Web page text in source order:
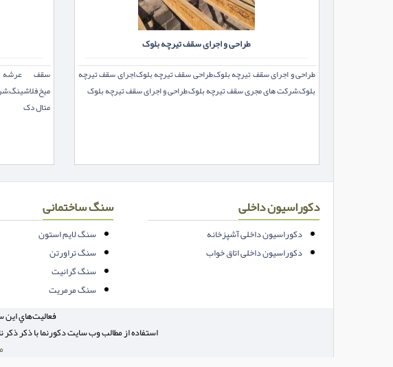
طراحی و اجرای سقف تیرچه بلوک
طراحی و اجرای سقف تیرچه بلوک,طراحی سقف تیرچه بلوک,اجرای سقف تیرچه
بلوک,شرکت های مجری سقف تیرچه بلوک,طراحی و اجرای سقف تیرچه بلوک
سقف عرشه
متال دک
دکوراسیون داخلی
دکوراسیون داخلی آشپزخانه
دکوراسیون داخلی اتاق خواب
سنگ ساختمانی
سنگ لایم استون
سنگ تراورتن
سنگ گرانیت
سنگ مرمریت
فعاليت‌هاي اين
استفاده از مطالب وب سایت دکورنما با ذکر